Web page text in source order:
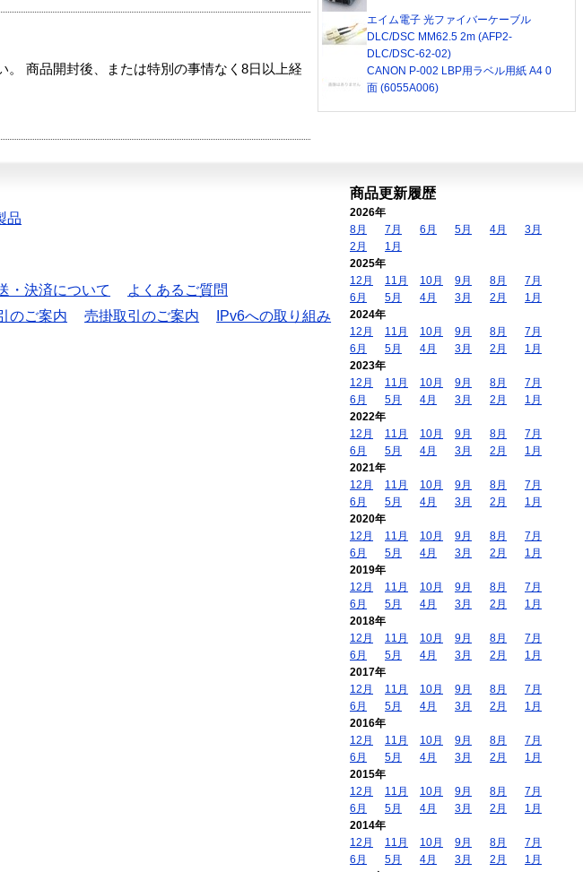
商品開封後、または特別の事情なく8日以上経
エイム電子 光ファイバーケーブル
DLC/DSC MM62.5 2m (AFP2-
DLC/DSC-62-02)
CANON P-002 LBP用ラベル用紙 A4 0
面 (6055A006)
品
・決済について
よくあるご質問
のご案内 売掛取引のご案内
IPv6への取り組み
商品更新履歴
2026年
8月
7月 6月 5月 4月
3月
2月
1月
2025年
12月
11月 10月 9月 8月
7月
6月
5月 4月 3月 2月
1月
2024年
12月
11月 10月 9月 8月
7月
6月
5月 4月 3月 2月
1月
2023年
12月
11月 10月 9月 8月
7月
6月
5月 4月 3月 2月
1月
2022年
12月
11月 10月 9月 8月
7月
6月
5月 4月 3月 2月
1月
2021年
12月
11月 10月 9月 8月
7月
6月
5月 4月 3月 2月
1月
2020年
12月
11月 10月 9月 8月
7月
6月
5月 4月 3月 2月
1月
2019年
12月
11月 10月 9月 8月
7月
6月
5月 4月 3月 2月
1月
2018年
12月
11月 10月 9月 8月
7月
6月
5月 4月 3月 2月
1月
2017年
12月
11月 10月 9月 8月
7月
6月
5月 4月 3月 2月
1月
2016年
12月
11月 10月 9月 8月
7月
6月
5月 4月 3月 2月
1月
2015年
12月
11月 10月 9月 8月
7月
6月
5月 4月 3月 2月
1月
2014年
12月
11月 10月 9月 8月
7月
6月
5月 4月 3月 2月
1月